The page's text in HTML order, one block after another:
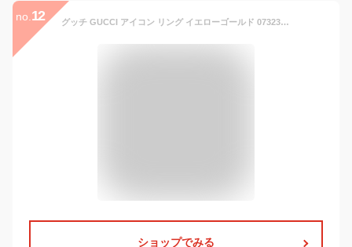
no. 12 グッチ GUCCI アイコン リング イエローゴールド 073230 09850 8000 K18YG icon 指輪 レディース 女性 メンズ 男性 ユニセックス ギフト クリスマスプレゼント バレンタインデー ホワイトデー 新品
ショップでみる